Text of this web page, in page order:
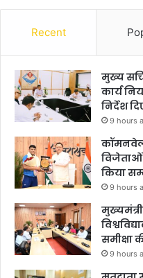
Recent
मुख्य
कार्य
निर्देश
9 hours
विजेताओं
किया
9 hours
मुख्यमंत्री
समीक्षा
9 hours